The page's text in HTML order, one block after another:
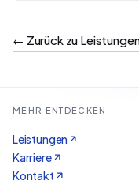
← Zurück zu
MEHR ENTDECKEN
Leistungen
Karriere
Kontakt